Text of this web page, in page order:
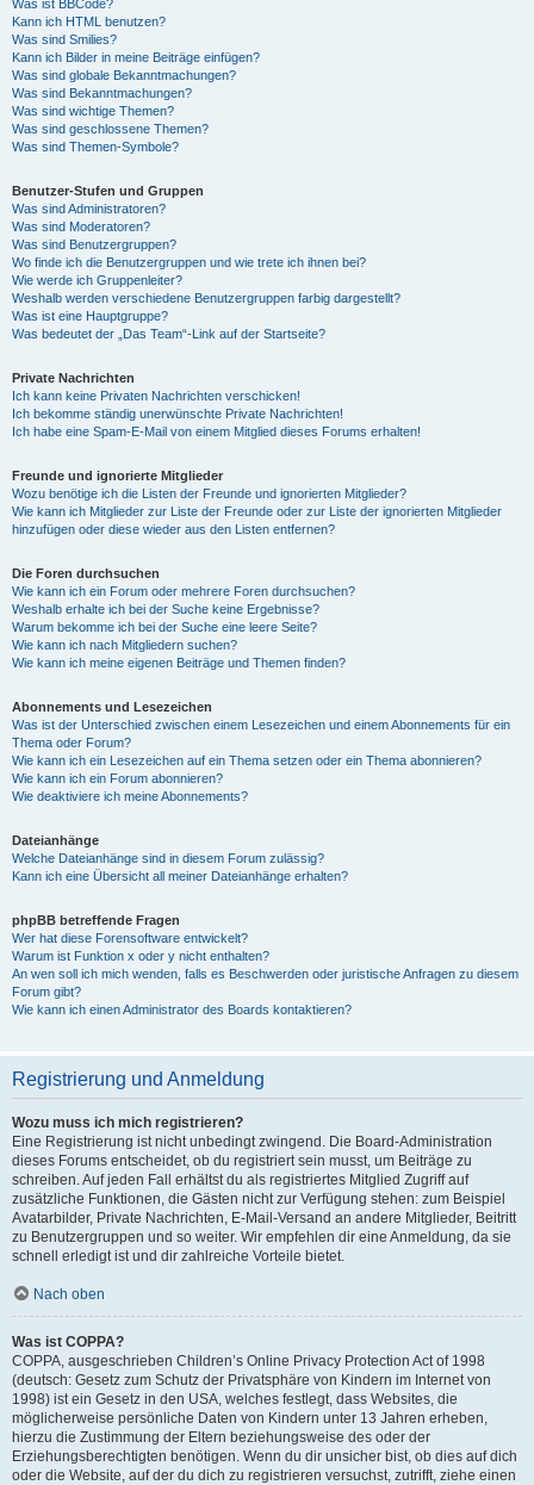
Was ist BBCode?
Kann ich HTML benutzen?
Was sind Smilies?
Kann ich Bilder in meine Beiträge einfügen?
Was sind globale Bekanntmachungen?
Was sind Bekanntmachungen?
Was sind wichtige Themen?
Was sind geschlossene Themen?
Was sind Themen-Symbole?
Benutzer-Stufen und Gruppen
Was sind Administratoren?
Was sind Moderatoren?
Was sind Benutzergruppen?
Wo finde ich die Benutzergruppen und wie trete ich ihnen bei?
Wie werde ich Gruppenleiter?
Weshalb werden verschiedene Benutzergruppen farbig dargestellt?
Was ist eine Hauptgruppe?
Was bedeutet der „Das Team“-Link auf der Startseite?
Private Nachrichten
Ich kann keine Privaten Nachrichten verschicken!
Ich bekomme ständig unerwünschte Private Nachrichten!
Ich habe eine Spam-E-Mail von einem Mitglied dieses Forums erhalten!
Freunde und ignorierte Mitglieder
Wozu benötige ich die Listen der Freunde und ignorierten Mitglieder?
Wie kann ich Mitglieder zur Liste der Freunde oder zur Liste der ignorierten Mitglieder
hinzufügen oder diese wieder aus den Listen entfernen?
Die Foren durchsuchen
Wie kann ich ein Forum oder mehrere Foren durchsuchen?
Weshalb erhalte ich bei der Suche keine Ergebnisse?
Warum bekomme ich bei der Suche eine leere Seite?
Wie kann ich nach Mitgliedern suchen?
Wie kann ich meine eigenen Beiträge und Themen finden?
Abonnements und Lesezeichen
Was ist der Unterschied zwischen einem Lesezeichen und einem Abonnements für ein
Thema oder Forum?
Wie kann ich ein Lesezeichen auf ein Thema setzen oder ein Thema abonnieren?
Wie kann ich ein Forum abonnieren?
Wie deaktiviere ich meine Abonnements?
Dateianhänge
Welche Dateianhänge sind in diesem Forum zulässig?
Kann ich eine Übersicht all meiner Dateianhänge erhalten?
phpBB betreffende Fragen
Wer hat diese Forensoftware entwickelt?
Warum ist Funktion x oder y nicht enthalten?
An wen soll ich mich wenden, falls es Beschwerden oder juristische Anfragen zu diesem
Forum gibt?
Wie kann ich einen Administrator des Boards kontaktieren?
Registrierung und Anmeldung
Wozu muss ich mich registrieren?
Eine Registrierung ist nicht unbedingt zwingend. Die Board-Administration
dieses Forums entscheidet, ob du registriert sein musst, um Beiträge zu
schreiben. Auf jeden Fall erhältst du als registriertes Mitglied Zugriff auf
zusätzliche Funktionen, die Gästen nicht zur Verfügung stehen: zum Beispiel
Avatarbilder, Private Nachrichten, E-Mail-Versand an andere Mitglieder, Beitritt
zu Benutzergruppen und so weiter. Wir empfehlen dir eine Anmeldung, da sie
schnell erledigt ist und dir zahlreiche Vorteile bietet.
Nach oben
Was ist COPPA?
COPPA, ausgeschrieben Children’s Online Privacy Protection Act of 1998
(deutsch: Gesetz zum Schutz der Privatsphäre von Kindern im Internet von
1998) ist ein Gesetz in den USA, welches festlegt, dass Websites, die
möglicherweise persönliche Daten von Kindern unter 13 Jahren erheben,
hierzu die Zustimmung der Eltern beziehungsweise des oder der
Erziehungsberechtigten benötigen. Wenn du dir unsicher bist, ob dies auf dich
oder die Website, auf der du dich zu registrieren versuchst, zutrifft, ziehe einen